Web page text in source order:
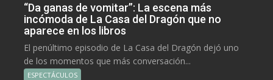
“Da ganas de vomitar”: La escena más
incómoda de La Casa del Dragón que no
aparece en los libros
El penúltimo episodio de La Casa del Dragón dejó uno
de los momentos que más conversación...
ESPECTÁCULOS